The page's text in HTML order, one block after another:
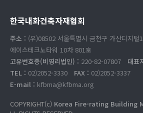
한국내화건축자재협회
주소 : (우)08502 서울특별시 금천구 가산디지털
에이스테크노타워 10차 801호
고유번호증(비영리법인) : 220-82-07807 대표
TEL : 02)2052-3330 FAX : 02)2052-3337
E-mail : kfbma@kfbma.org
COPYRIGHT(c) Korea Fire-rating Building